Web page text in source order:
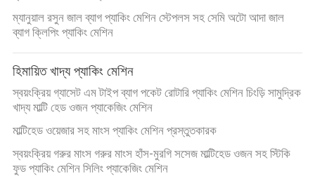
ম্যানুয়াল রসুন জাল ব্যাগ প্যাকিং মেশিন স্টেপলস সহ সেমি অটো আদা জাল
ব্যাগ ক্লিপিং প্যাকিং মেশিন
হিমায়িত খাদ্য প্যাকিং মেশিন
স্বয়ংক্রিয় গ্যাসেট এম টাইপ ব্যাগ পকেট রোটারি প্যাকিং মেশিন চিংড়ি সামুদ্রিক
খাদ্য মাল্টি হেড ওজন প্যাকেজিং মেশিন
মাল্টিহেড ওয়েজার সহ মাংস প্যাকিং মেশিন প্রস্তুতকারক
স্বয়ংক্রিয় গরুর মাংস গরুর মাংস হাঁস-মুরগি সসেজ মাল্টিহেড ওজন সহ স্টিকি
ফুড প্যাকিং মেশিন সিলিং প্যাকেজিং মেশিন